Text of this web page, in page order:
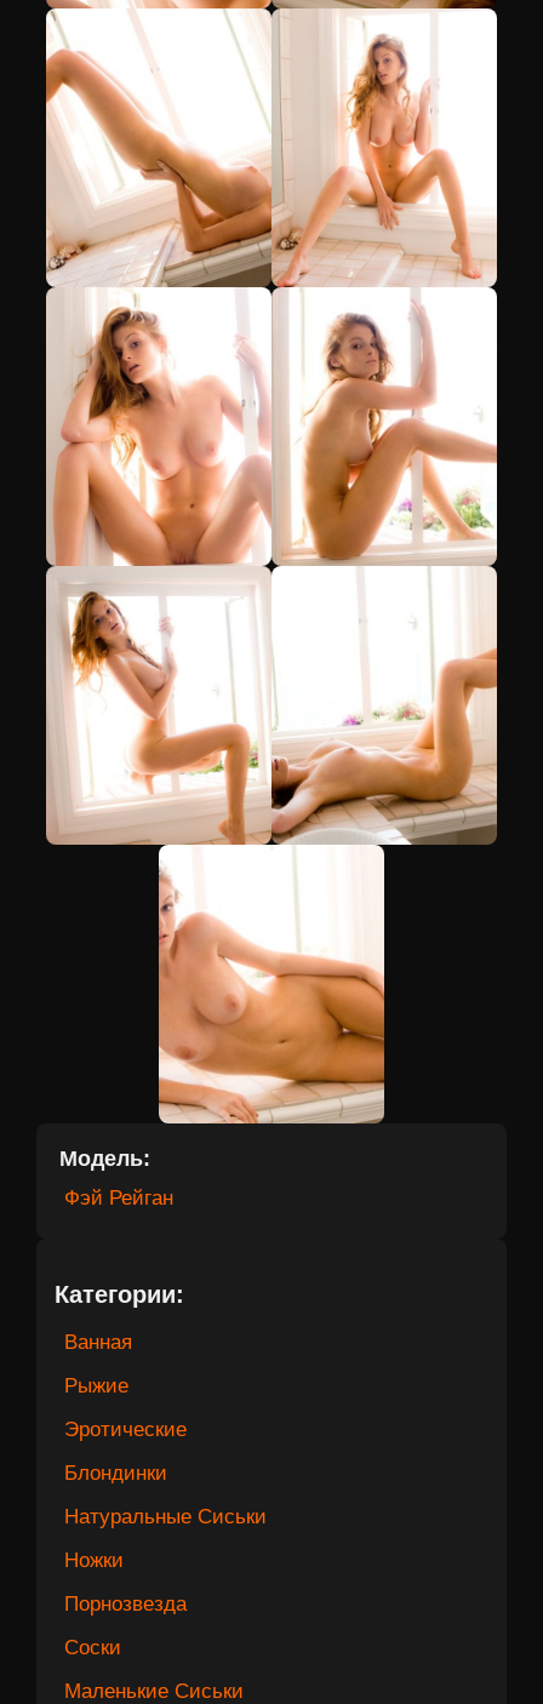
Модель:
Фэй Рейган
Категории:
Ванная
Рыжие
Эротические
Блондинки
Натуральные Сиськи
Ножки
Порнозвезда
Соски
Маленькие Сиськи